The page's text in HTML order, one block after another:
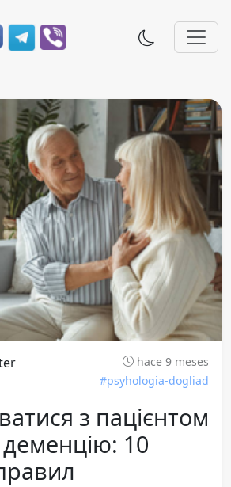
hace 9 meses
#psyhologia-dogliad
з пацієнтом
10